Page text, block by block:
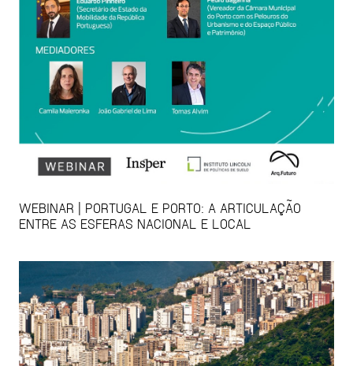
WEBINAR | PORTUGAL E PORTO: A ARTICULAÇÃO
ENTRE AS ESFERAS NACIONAL E LOCAL